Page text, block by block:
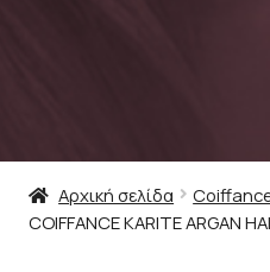
Αρχική σελίδα
COIFFANCE KARITE ARGAN